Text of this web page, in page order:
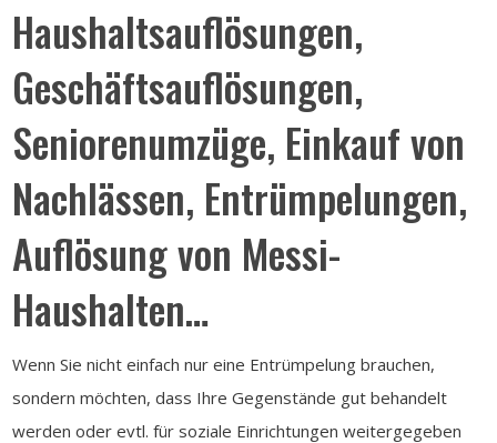
Haushaltsauflösungen,
Geschäftsauflösungen,
Seniorenumzüge, Einkauf von
Nachlässen, Entrümpelungen,
Auflösung von Messi-
Haushalten…
Wenn Sie nicht einfach nur eine Entrümpelung brauchen,
sondern möchten, dass Ihre Gegenstände gut behandelt
werden oder evtl. für soziale Einrichtungen weitergegeben